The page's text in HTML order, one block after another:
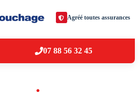
Agréé toutes assurances
07 88 56 32 45